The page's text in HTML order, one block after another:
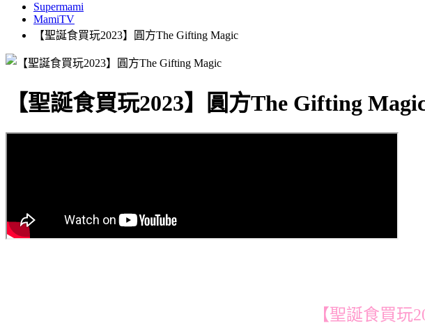
Supermami
MamiTV
【聖誕食買玩2023】圓方The Gifting Magic
【聖誕食買玩2023】圓方The Gifting
【聖誕食買玩